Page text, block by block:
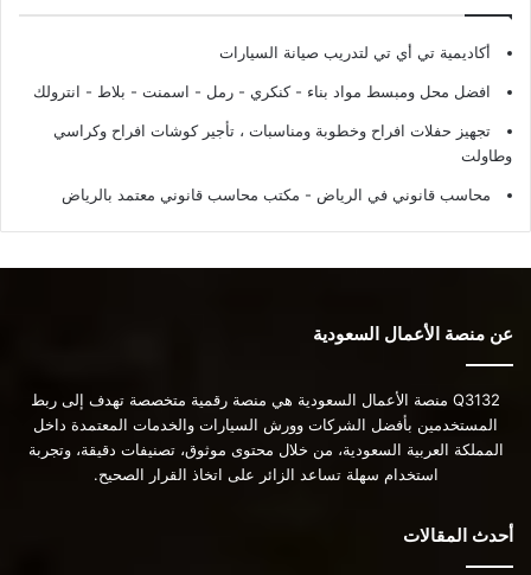
أكاديمية تي أي تي لتدريب صيانة السيارات
افضل محل ومبسط مواد بناء - كنكري - رمل - اسمنت - بلاط - انترولك
تجهيز حفلات افراح وخطوبة ومناسبات ، تأجير كوشات افراح وكراسي
وطاولت
محاسب قانوني في الرياض - مكتب محاسب قانوني معتمد بالرياض
عن منصة الأعمال السعودية
Q3132 منصة الأعمال السعودية هي منصة رقمية متخصصة تهدف إلى ربط
المستخدمين بأفضل الشركات وورش السيارات والخدمات المعتمدة داخل
المملكة العربية السعودية، من خلال محتوى موثوق، تصنيفات دقيقة، وتجربة
استخدام سهلة تساعد الزائر على اتخاذ القرار الصحيح.
أحدث المقالات